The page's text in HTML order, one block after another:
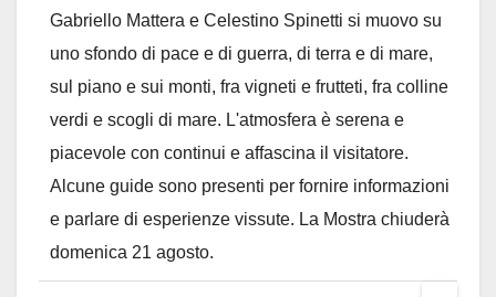
Gabriello Mattera e Celestino Spinetti si muovo su
uno sfondo di pace e di guerra, di terra e di mare,
sul piano e sui monti, fra vigneti e frutteti, fra colline
verdi e scogli di mare. L'atmosfera è serena e
piacevole con continui e affascina il visitatore.
Alcune guide sono presenti per fornire informazioni
e parlare di esperienze vissute. La Mostra chiuderà
domenica 21 agosto.